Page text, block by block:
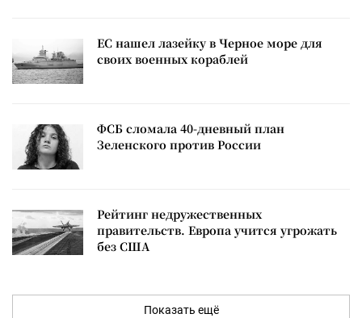
ЕС нашел лазейку в Черное море для
своих военных кораблей
ФСБ сломала 40-дневный план
Зеленского против России
Рейтинг недружественных
правительств. Европа учится угрожать
без США
Показать ещё